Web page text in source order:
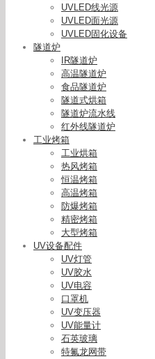
UVLED线光源
UVLED面光源
UVLED固化设备
隧道炉
IR隧道炉
高温隧道炉
食品隧道炉
隧道式烘箱
隧道炉流水线
红外线隧道炉
工业烤箱
工业烘箱
热风烤箱
恒温烤箱
高温烤箱
防爆烤箱
精密烤箱
大型烤箱
UV设备配件
UV灯管
UV胶水
UV电容
口罩机
UV变压器
UV能量计
石英玻璃
特氟龙网带